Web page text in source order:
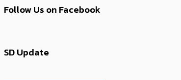
Follow Us on Facebook
SD Update